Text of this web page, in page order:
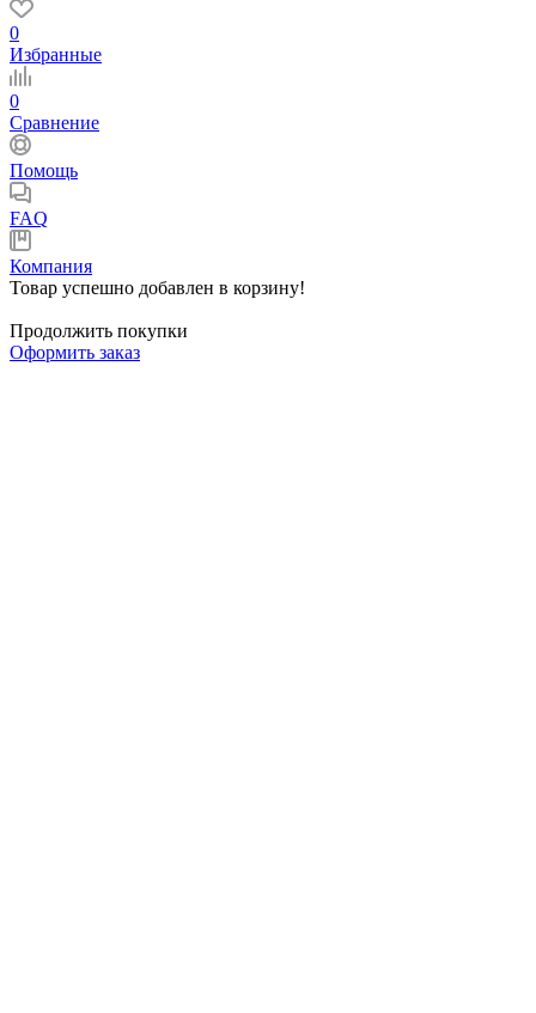
0
Избранные
0
Сравнение
Помощь
FAQ
Компания
Товар успешно добавлен в корзину!
Продолжить покупки
Оформить заказ